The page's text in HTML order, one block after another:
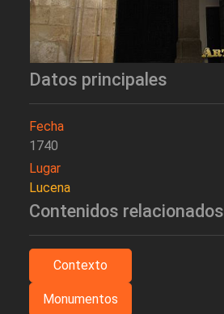
Datos principales
Fecha
1740
Lugar
Lucena
Contenidos relacionados
Contexto
Monumentos